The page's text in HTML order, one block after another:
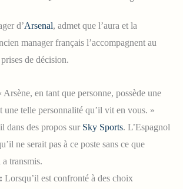
d’Arsenal, admet que l’aura et la
manager français l’accompagnent au
de décision.
Arsène, en tant que personne, possède une
une telle personnalité qu’il vit en vous. »
dans des propos sur Sky Sports. L’Espagnol
ne serait pas à ce poste sans ce que
transmis.
Lorsqu’il est confronté à des choix